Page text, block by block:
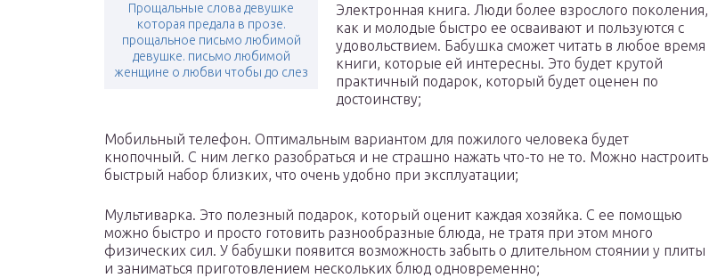
Прощальные слова девушке
которая предала в прозе.
прощальное письмо любимой
девушке. письмо любимой
женщине о любви чтобы до слез
Электронная книга. Люди более взрослого поколения,
как и молодые быстро ее осваивают и пользуются с
удовольствием. Бабушка сможет читать в любое время
книги, которые ей интересны. Это будет крутой
практичный подарок, который будет оценен по
достоинству;
Мобильный телефон. Оптимальным вариантом для пожилого человека будет
кнопочный. С ним легко разобраться и не страшно нажать что-то не то. Можно настроить
быстрый набор близких, что очень удобно при эксплуатации;
Мультиварка. Это полезный подарок, который оценит каждая хозяйка. С ее помощью
можно быстро и просто готовить разнообразные блюда, не тратя при этом много
физических сил. У бабушки появится возможность забыть о длительном стоянии у плиты
и заниматься приготовлением нескольких блюд одновременно;